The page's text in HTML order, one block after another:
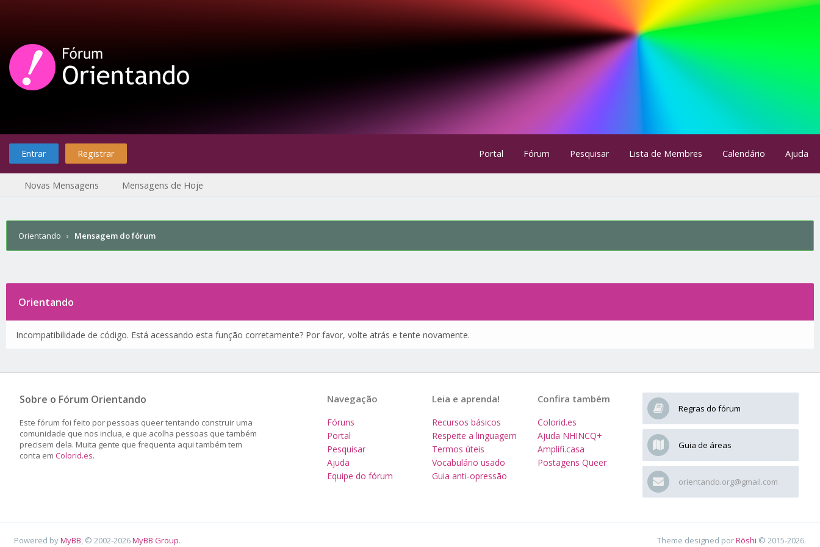
Entrar Registrar Portal Fórum Pesquisar Lista de Membres Calendário Ajuda
Novas Mensagens Mensagens de Hoje
Orientando › Mensagem do fórum
Orientando
Incompatibilidade de código. Está acessando esta função corretamente? Por favor, volte atrás e tente novamente.
Sobre o Fórum Orientando
Este fórum foi feito por pessoas queer tentando construir uma
comunidade que nos inclua, e que acolha pessoas que também
precisem dela. Muita gente que frequenta aqui também tem
conta em Colorid.es.
Regras do fórum
Guia de áreas
orientando.org@gmail.com
Confira também
Colorid.es
Ajuda NHINCQ+
Amplifi.casa
Postagens Queer
Leia e aprenda!
Recursos básicos
Respeite a linguagem
Termos úteis
Vocabulário usado
Guia anti-opressão
Navegação
Fóruns
Portal
Pesquisar
Ajuda
Equipe do fórum
Powered byMyBB , © 2002-2026MyBB Group. Theme designed porRōshi © 2015-2026.